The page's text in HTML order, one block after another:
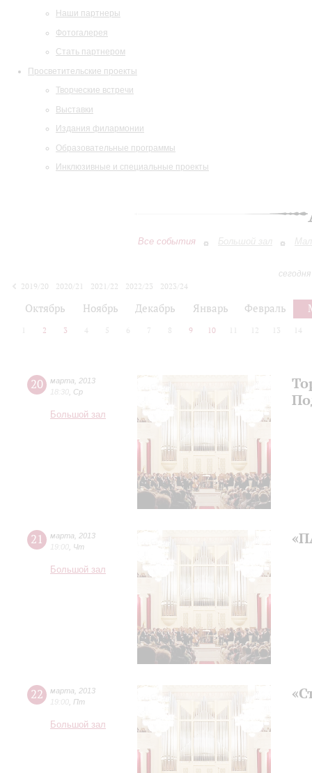
Наши партнеры
Фотогалерея
Стать партнером
Просветительские проекты
Творческие встречи
Выставки
Издания филармонии
Образовательные программы
Инклюзивные и специальные проекты
Все события Большой зал
2019/20
2020/21 2021/22 2022/23
2023/24
Октябрь Ноябрь Декабрь Январь Февраль
2 3 4 5 6 7 8 9 10 12 13 14
20 марта
2013
18:30 Ср
Большой зал
21 марта
2013
19:00 Чт
Большой зал
22 марта
2013
19:00 Пт
Большой зал